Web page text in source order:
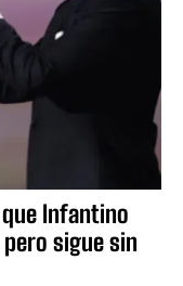
que Infantino
sigue sin